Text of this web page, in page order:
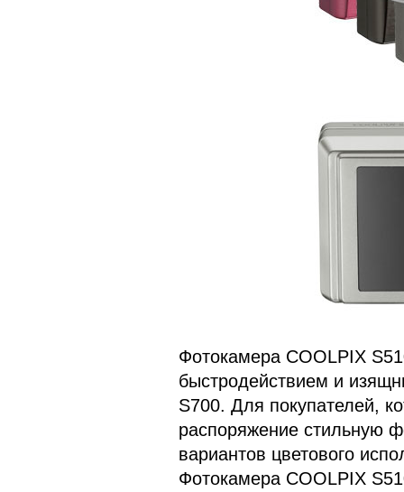
Фотокамера COOLPIX
быстродействием и
S700. Для покупателей,
распоряжение стильную
вариантов цветового
Фотокамера COOLPIX